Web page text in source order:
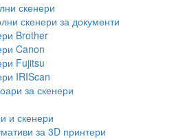
скенери
скенери за документи
Brother
Canon
Fujitsu
IRIScan
за скенери
и скенери
за 3D принтери